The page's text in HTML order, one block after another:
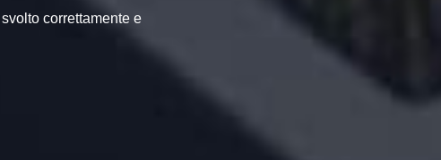
correttamente e